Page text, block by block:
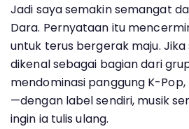
Jadi saya semakin semangat
Dara. Pernyataan itu
untuk terus bergerak maju.
dikenal sebagai bagian dari
mendominasi panggung K-
—dengan label sendiri, musik
ingin ia tulis ulang.